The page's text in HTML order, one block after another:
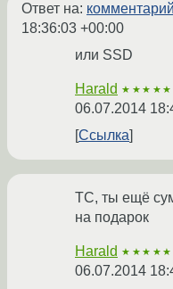
Ответ на: комментарий
18:36:03 +00:00
или SSD
Harald ★★★★★
06.07.2014
Ссылка
ТС, ты ещё
на подарок
Harald ★★★★★
06.07.2014